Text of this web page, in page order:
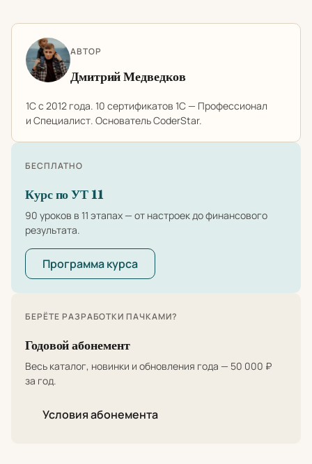
АВТОР
Дмитрий Медведков
1С с 2012 года. 10 сертификатов 1С — Профессионал
и Специалист. Основатель CoderStar.
БЕСПЛАТНО
Курс по УТ 11
90 уроков в 11 этапах — от настроек до финансового
результата.
Программа курса
БЕРЁТЕ РАЗРАБОТКИ ПАЧКАМИ?
Годовой абонемент
Весь каталог, новинки и обновления года — 50 000 ₽
за год.
Условия абонемента